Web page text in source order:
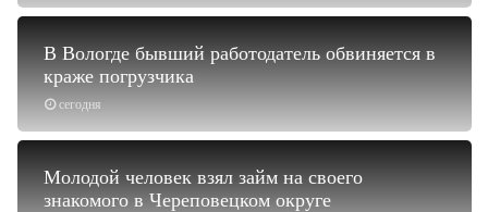
сегодня
В Вологде бывший работодатель обвиняется в
краже погрузчика
Молодой человек взял займ на своего
знакомого в Череповецком округе